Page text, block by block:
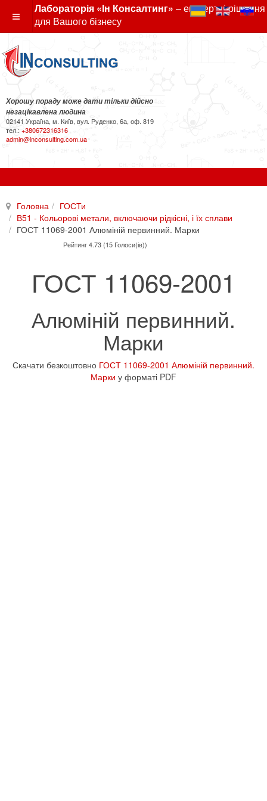
Лабораторія «Ін Консалтинг» – експертні рішення
для Вашого бізнесу
Хорошу пораду може дати тільки дійсно
незацікавлена людина
02141 Україна, м. Київ, вул. Руденко, 6а, оф. 819
тел.: +380672316316
admin@inconsulting.com.ua
Головна
ГОСТи
В51 - Кольорові метали, включаючи рідкісні, і їх сплави
ГОСТ 11069-2001 Алюміній первинний. Марки
Рейтинг 4.73 (15 Голоси(ів))
ГОСТ 11069-2001
Алюміній первинний.
Марки
Скачати безкоштовно ГОСТ 11069-2001 Алюміній первинний.
Марки у форматі PDF